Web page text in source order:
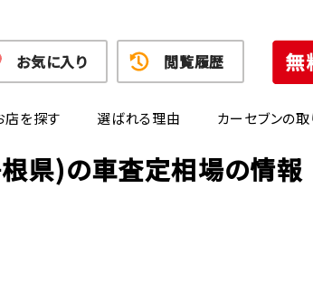
店を探す 選ばれる理由 カーセブンの
お気に入り 閲覧履歴
県)の車査定相場の情報